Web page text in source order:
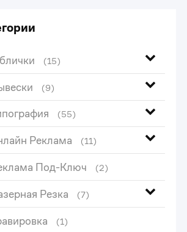
(15)
(9)
(55)
Реклама (11)
Под-Ключ (2)
Резка (7)
(1)